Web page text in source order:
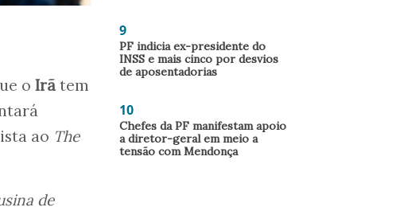
o Irã tem
ao The
de
9
PF indicia ex-presidente do
INSS e mais cinco por desvios
de aposentadorias
10
Chefes da PF manifestam apoio
a diretor-geral em meio a
tensão com Mendonça